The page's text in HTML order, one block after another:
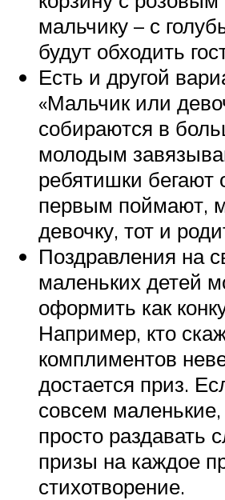
мальчику – с
будут обходить
Есть и другой
«Мальчик или
собираются в
молодым
ребятишки бегают
первым поймают,
девочку, тот и
Поздравления на
маленьких детей
оформить как
Например, кто
комплиментов
достается приз.
совсем
просто раздавать
призы на каждое
стихотворение.